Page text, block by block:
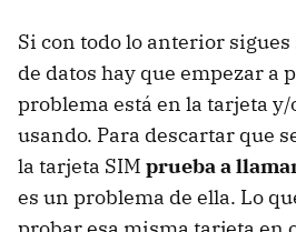
Si con todo lo anterior
de datos hay que empezar a
problema está en la tarjeta y/
usando. Para descartar que
la tarjeta SIM prueba a
es un problema de ella. Lo